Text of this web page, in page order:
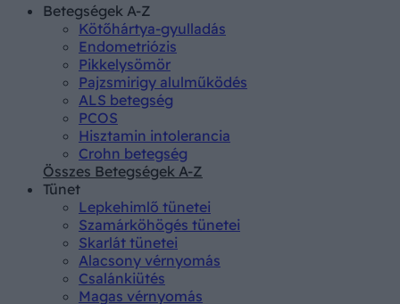
Betegségek A-Z
Kötőhártya-gyulladás
Endometriózis
Pikkelysömör
Pajzsmirigy alulműködés
ALS betegség
PCOS
Hisztamin intolerancia
Crohn betegség
Összes Betegségek A-Z
Tünet
Lepkehimlő tünetei
Szamárköhögés tünetei
Skarlát tünetei
Alacsony vérnyomás
Csalánkiütés
Magas vérnyomás